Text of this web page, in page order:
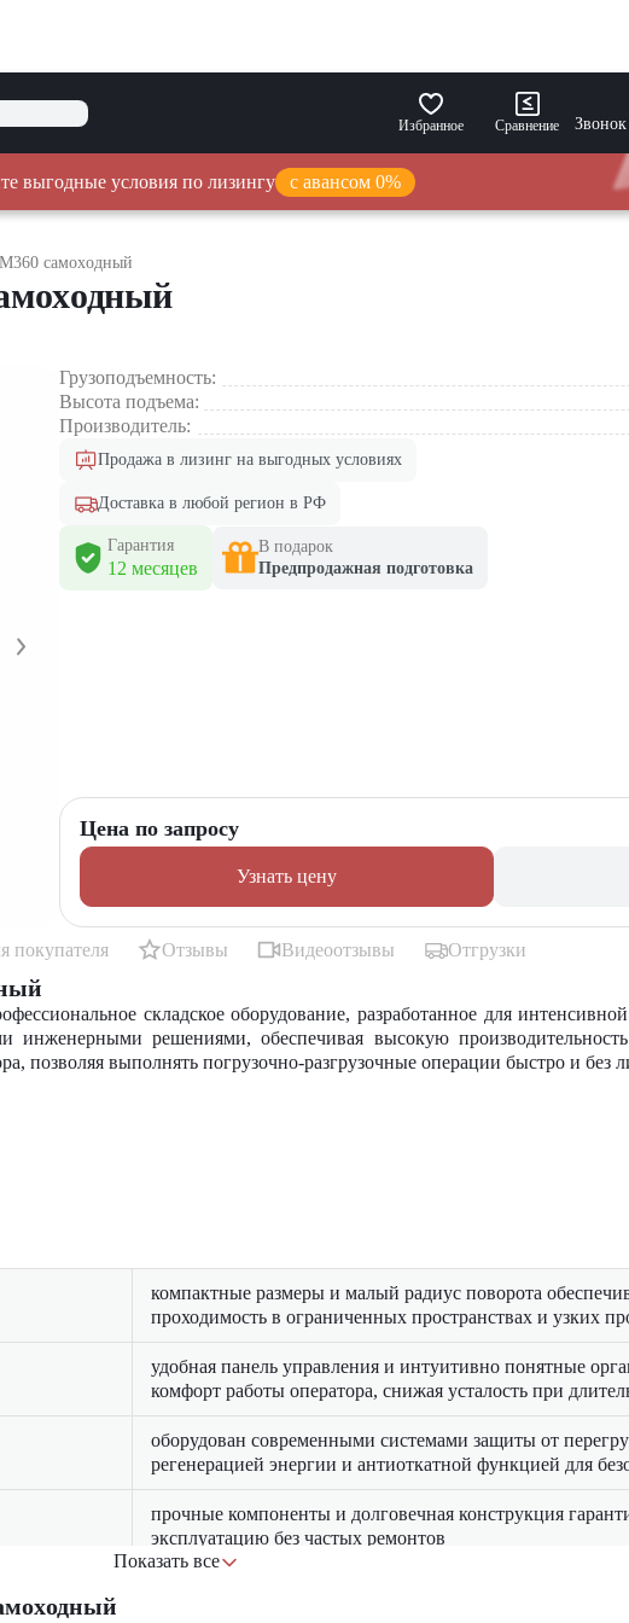
Избранное Сравнение
выгодные условия по лизингу с авансом 0%
самоxодный
Грузоподъемность:
Высота подъема:
Производитель:
Продажа в лизинг на выгодных условиях
Доставка в любой регион в РФ
Гарантия
12 месяцев
В подарок
Предпродажная подготовка
Цена по запросу
Узнать цену
покупателя Отзывы Видеоотзывы Отгрузки
складское оборудование, разработанное для
инженерными решениями, обеспечивая высокую
позволяя выполнять погрузочно-разгрузочные операции быстро и
компактные размеры и малый радиус поворота
проходимость в ограниченных пространствах и узких
удобная панель управления и интуитивно понятные
комфорт работы оператора, снижая усталость при
оборудован современными системами защиты от
регенерацией энергии и антиоткатной функцией для
прочные компоненты и долговечная конструкция
эксплуатацию без частых ремонтов
Показать все